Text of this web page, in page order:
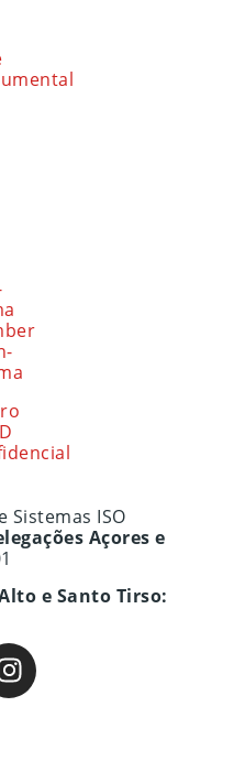
Açores e
e Santo Tirso: